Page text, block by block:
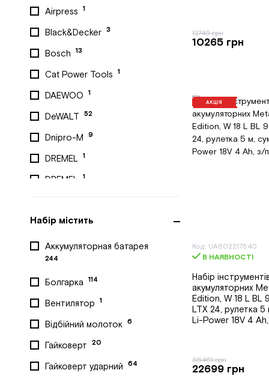
Airpress 1
Black&Decker 3
Bosch 13
Cat Power Tools 1
DAEWOO 1
DeWALT 52
Dnipro-M 9
DREMEL 1
DREMEL 1
EMTOP10
Festool
GTM
Hecht1
HiKOKI9
King Tony1
Konner&Sohnen
Kraft&Dele2
Набір містить
Аккумуляторная батарея
244
Болгарка 114
Вентилятор 1
Відбійний молоток 6
Гайковерт 20
Гайковерт ударний 64
12749 грн
10265 грн
АКЦІЯ
Код: UA602217840
В НАЯВНОСТІ
Набір інструментів
акумуляторних
Edition, W 18 L BL
LTX 24, рулетка 5
Li-Power 18V 4
35461 грн
22699 грн